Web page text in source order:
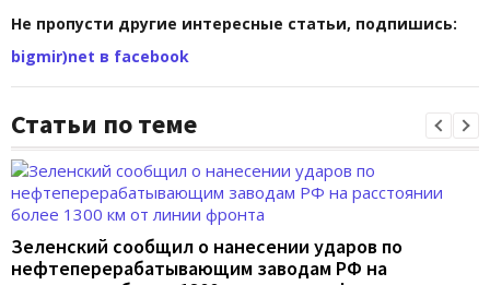
Не пропусти другие интересные статьи, подпишись:
bigmir)net в facebook
Статьи по теме
Зеленский сообщил о нанесении ударов по
нефтеперерабатывающим заводам РФ на